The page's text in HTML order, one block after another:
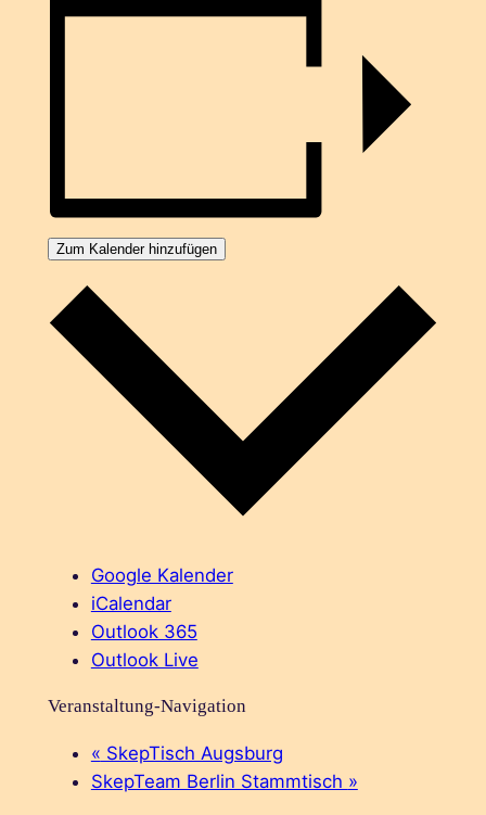
Zum Kalender hinzufügen
Google Kalender
iCalendar
Outlook 365
Outlook Live
Veranstaltung-Navigation
« SkepTisch Augsburg
SkepTeam Berlin Stammtisch »